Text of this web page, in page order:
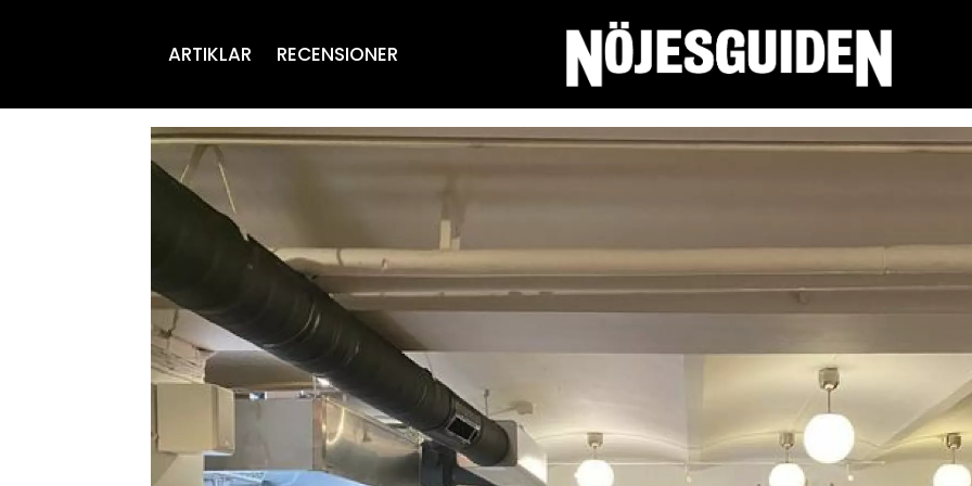
ARTIKLAR RECENSIONER